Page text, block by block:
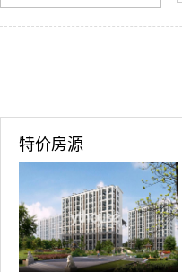
特价房源